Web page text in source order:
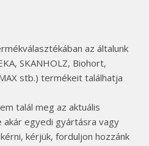
az általunk
SKANHOLZ, Biohort,
stb.) termékeit találhatja
talál meg az aktuális
egyedi gyártásra vagy
kérjük, forduljon hozzánk